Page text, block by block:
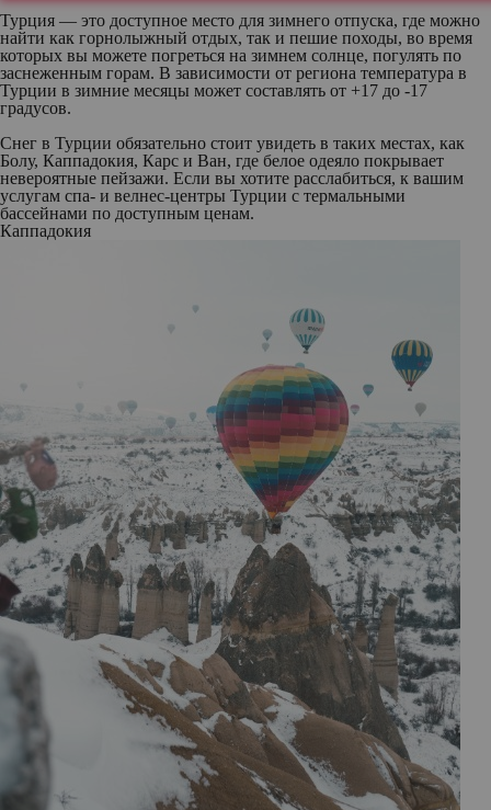
Турция — это доступное место для зимнего отпуска, где можно
найти как горнолыжный отдых, так и пешие походы, во время
которых вы можете погреться на зимнем солнце, погулять по
заснеженным горам. В зависимости от региона температура в
Турции в зимние месяцы может составлять от +17 до -17
градусов.
Снег в Турции обязательно стоит увидеть в таких местах, как
Болу, Каппадокия, Карс и Ван, где белое одеяло покрывает
невероятные пейзажи. Если вы хотите расслабиться, к вашим
услугам спа- и велнес-центры Турции с термальными
бассейнами по доступным ценам.
Каппадокия